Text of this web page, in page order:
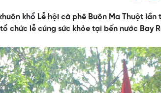
khổ Lễ hội cà phê Buôn Ma Thuột lần
chức lễ cúng sức khỏe tại bến nước Bay